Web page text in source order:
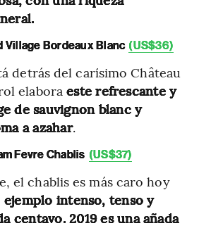
Village Bordeaux Blanc (US$36)
detrás del carísimo Château
elaboraeste refrescante y
de sauvignon blanc y
a azahar.
Fevre Chablis (US$37)
el chablis es más caro hoy
ejemplo intenso, tenso y
centavo. 2019 es una añada